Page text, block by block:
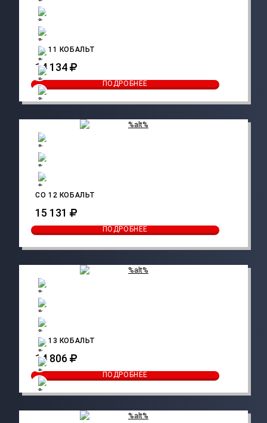
CO 11 КОБАЛЬТ
14 134
ПОДРОБНЕЕ
CO 12 КОБАЛЬТ
15 131
ПОДРОБНЕЕ
CO 13 КОБАЛЬТ
14 806
ПОДРОБНЕЕ